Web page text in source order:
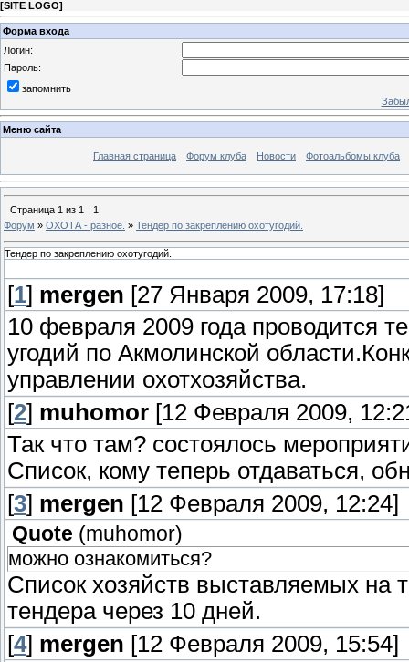
[SITE LOGO]
Форма входа
Логин:
Пароль:
запомнить
Меню сайта
Главная страница Форум клуба Новости Фотоальбомы клуба
Страница 1 из 1
1
Форум » ОХОТА - разное. » Тендер по закреплению охотугодий.
Тендер по закреплению охотугодий.
[1] mergen [27 Января 2009, 17:18]
10 февраля 2009 года проводится
угодий по Акмолинской
управлении охотхозяйства.
[2] muhomor [12 Февраля 2009,
Так что там? состоялось
Список, кому теперь отдаваться,
[3] mergen [12 Февраля 2009, 12:24]
Quote (muhomor)
можно ознакомиться?
Список хозяйств выставляемых на
тендера через 10 дней.
[4] mergen [12 Февраля 2009, 15:54]